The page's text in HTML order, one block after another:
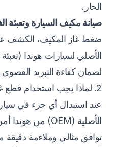
الحار.
صيانة مكيف السيارة وتعبئة
ضغط غاز المكيف، الكشف عن
الأصلي لسيارات هوندا
لضمان كفاءة التبريد
2. لماذا يجب استخدام قطع غيار هوندا الأصلية؟
عند استبدال أي جزء في
الأصلية (OEM) من هوندا أمر حيوي للأسباب التالية:
توافق مثالي وملاءمة